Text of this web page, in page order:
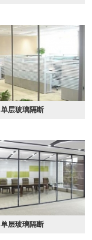
单层玻璃隔断
单层玻璃隔断